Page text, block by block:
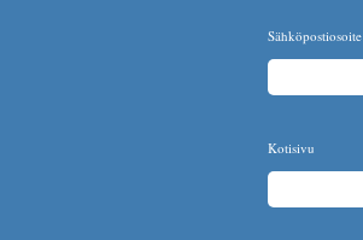
Sähköpostiosoite
Kotisivu